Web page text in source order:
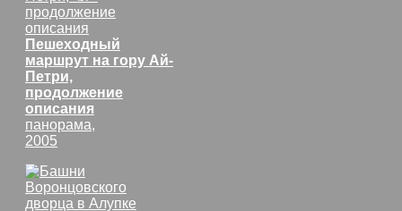
Пешеходный
маршрут на гору Ай-
Петри,
продолжение
описания
панорама,
2005